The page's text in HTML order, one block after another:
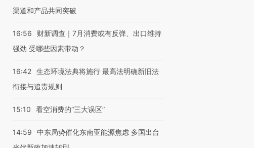
渠道和产品共同突破
16:56
财新调查｜7月消费或有反弹、出口维持
强劲 受哪些因素带动？
16:42 生态环境法典将施行 最高法明确新旧法
衔接与追责规则
15:10 看空消费的“三大误区”
14:59
中东局势催化东南亚能源焦虑 多国出台